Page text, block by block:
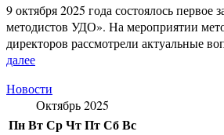
9 октября 2025 года состоялось первое
методистов УДО». На мероприятии
директоров рассмотрели актуальные
далее
Новости
Октябрь 2025
ПнВтСрЧтПтСбВс